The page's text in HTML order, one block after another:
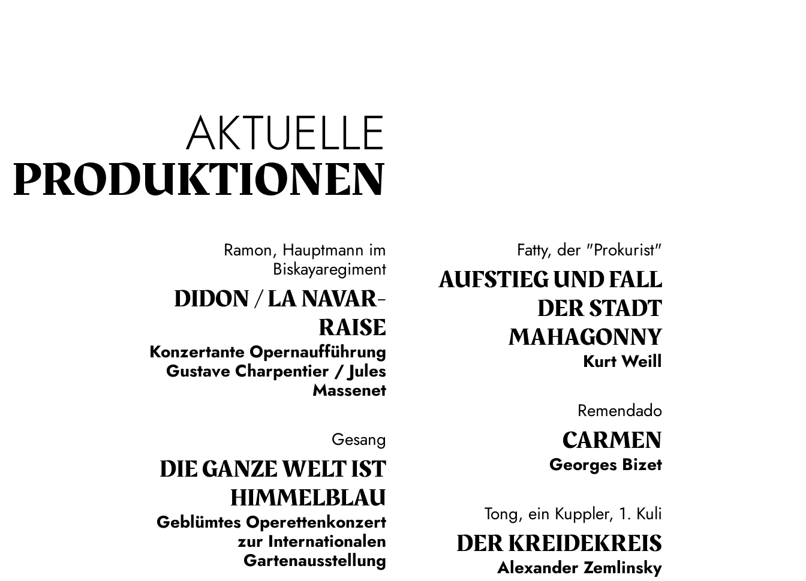
AKTUELLE
PRODUKTIONEN
Ramon, Hauptmann im
Biskayaregiment
DIDON / LA NAVAR­
RAISE
Konzertante Opernaufführung
Gustave Charpentier / Jules
Massenet
Gesang
DIE GANZE WELT IST
HIMMEL­BLAU
Geblümtes Operettenkonzert
zur Internationalen
Gartenausstellung
Fatty, der "Prokurist"
AUFSTIEG UND FALL
DER STADT
MAHAGONNY
Kurt Weill
Remendado
CARMEN
Georges Bizet
Tong, ein Kuppler, 1. Kuli
DER KREIDE­KREIS
Alexander Zemlinsky